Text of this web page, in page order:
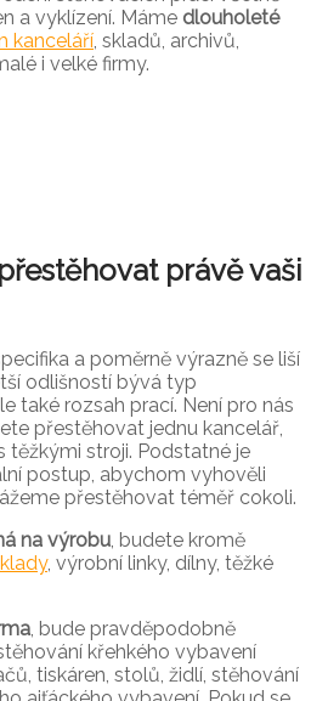
a vyklízení. Máme dlouholeté
kanceláří , skladů, archivů,
i velké firmy.
právě vaši
a poměrně výrazně se liší
odlišností bývá typ
také rozsah prací. Není pro nás
přestěhovat jednu kancelář,
těžkými stroji. Podstatné je
postup, abychom vyhověli
přestěhovat téměř cokoli.
na výrobu , budete kromě
, výrobní linky, dílny, těžké
, bude pravděpodobně
křehkého vybavení
tiskáren, stolů, židlí, stěhování